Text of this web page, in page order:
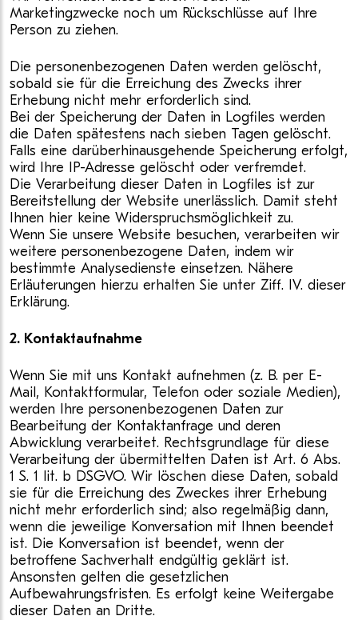
Marketingzwecke noch um Rückschlüsse auf Ihre
Person zu ziehen.
Die personenbezogenen Daten werden gelöscht,
sobald sie für die Erreichung des Zwecks ihrer
Erhebung nicht mehr erforderlich sind.
Bei der Speicherung der Daten in Logfiles werden
die Daten spätestens nach sieben Tagen gelöscht.
Falls eine darüberhinausgehende Speicherung erfolgt,
wird Ihre IP-Adresse gelöscht oder verfremdet.
Die Verarbeitung dieser Daten in Logfiles ist zur
Bereitstellung der Website unerlässlich. Damit steht
Ihnen hier keine Widerspruchsmöglichkeit zu.
Wenn Sie unsere Website besuchen, verarbeiten wir
weitere personenbezogene Daten, indem wir
bestimmte Analysedienste einsetzen. Nähere
Erläuterungen hierzu erhalten Sie unter Ziff. IV. dieser
Erklärung.
2. Kontaktaufnahme
Wenn Sie mit uns Kontakt aufnehmen (z. B. per E-
Mail, Kontaktformular, Telefon oder soziale Medien),
werden Ihre personenbezogenen Daten zur
Bearbeitung der Kontaktanfrage und deren
Abwicklung verarbeitet. Rechtsgrundlage für diese
Verarbeitung der übermittelten Daten ist Art. 6 Abs.
1 S. 1 lit. b DSGVO. Wir löschen diese Daten, sobald
sie für die Erreichung des Zweckes ihrer Erhebung
nicht mehr erforderlich sind; also regelmäßig dann,
wenn die jeweilige Konversation mit Ihnen beendet
ist. Die Konversation ist beendet, wenn der
betroffene Sachverhalt endgültig geklärt ist.
Ansonsten gelten die gesetzlichen
Aufbewahrungsfristen. Es erfolgt keine Weitergabe
dieser Daten an Dritte.